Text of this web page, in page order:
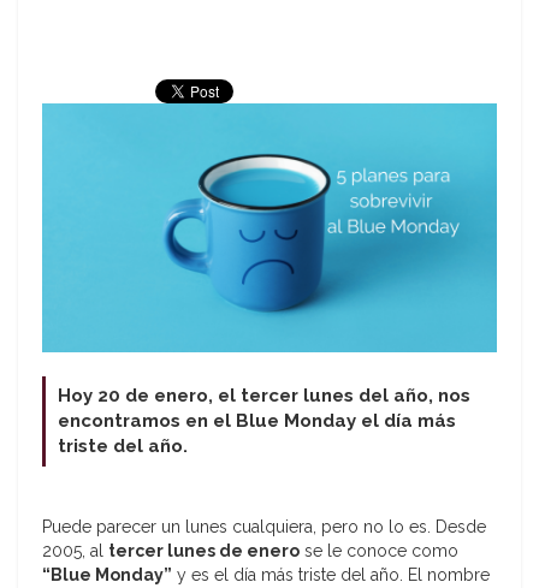
Hoy 20 de enero, el tercer lunes del año, nos
encontramos en el Blue Monday el día más
triste del año.
Puede parecer un lunes cualquiera, pero no lo es. Desde
2005, al tercer lunes de enero se le conoce como
“Blue Monday” y es el día más triste del año. El nombre